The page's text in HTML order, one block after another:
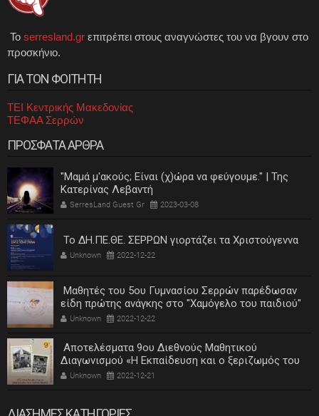
Το serresland.gr επιτρέπει στους αναγνώστες του να βγουν στο
προσκήνιο.
ΓΙΑ ΤΟΝ ΦΟΙΤΗΤΗ
ΤΕΙ Κεντρικής Μακεδονίας
ΤΕΦΑΑ Σερρών
ΠΡΟΣΦΑΤΑ ΑΡΘΡΑ
"Μαμά μ'ακούς; Είναι (χ)ώρα να φεύγουμε." | Της
Κατερίνας Λεβαντή
SerresLand Guest Gr 2023-03-08
Το ΔΗ.ΠΕ.ΘΕ. ΣΕΡΡΩΝ γιορτάζει τα Χριστούγεννα
Unknown 2022-12-22
Μαθητές του 5ου Γυμνασίου Σερρών παρέδωσαν
είδη πρώτης ανάγκης στο "Χαμόγελο του παιδιού"
Unknown 2022-12-22
Αποτελέσματα 9ου Διεθνούς Μαθητικού
Διαγωνισμού «Η Εκπαίδευση και ο ξεριζωμός του
ελληνισμού»
Unknown 2022-12-21